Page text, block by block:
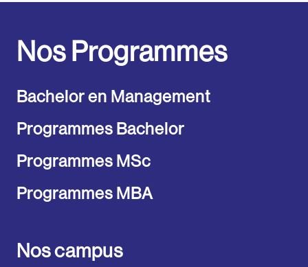
Nos Programmes
Bachelor en Management
Programmes Bachelor
Programmes MSc
Programmes MBA
Nos campus